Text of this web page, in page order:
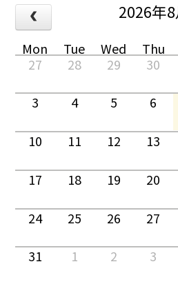
2026年8
Mon Tue Wed Thu
27
28 29 30
3 4 5 6
10 11 12 13
17 18 19 20
24 25 26 27
31 1 2 3